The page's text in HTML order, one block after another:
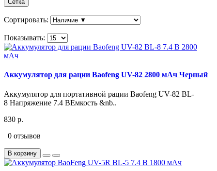
Сетка
Сортировать:
Показывать:
Аккумулятор для рации Baofeng UV-82 2800 мАч Черный
Аккумулятор для портативной рации Baofeng UV-82 BL-
8 Напряжение 7.4 BЕмкость &nb..
830 р.
0 отзывов
В корзину